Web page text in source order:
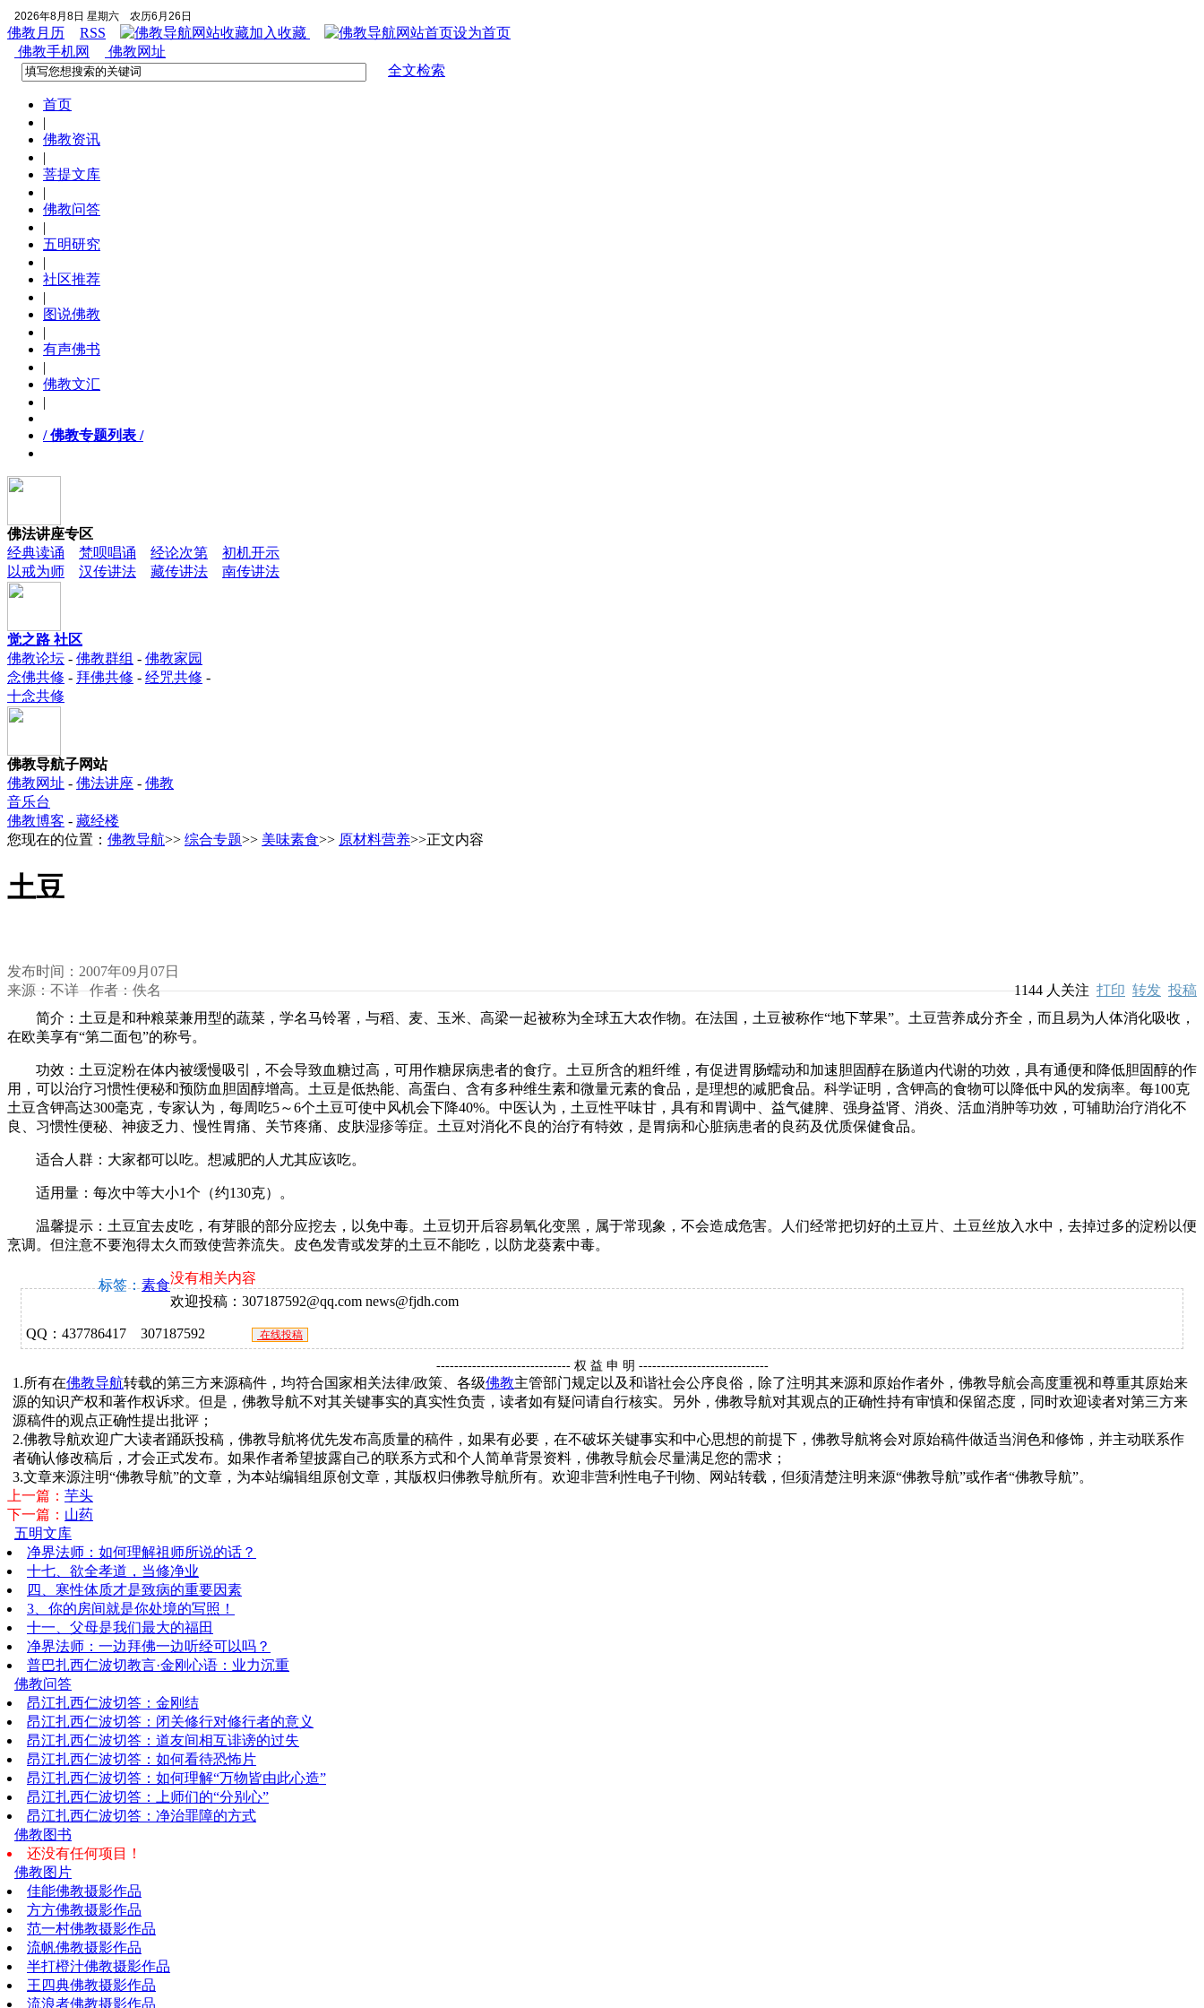
2026年8月8日 星期六 农历6月26日
佛教月历 RSS 加入收藏
设为首页
佛教手机网
佛教网址
全文检索
首页
|
佛教资讯
|
菩提文库
|
佛教问答
|
五明研究
|
社区推荐
|
图说佛教
|
有声佛书
|
佛教文汇
|
/ 佛教专题列表 /
佛法讲座专区
经典读诵
梵呗唱诵 经论次第
初机开示
以戒为师
汉传讲法 藏传讲法 南传讲法
觉之路 社区
佛教论坛 - 佛教群组 - 佛教家园
念佛共修 - 拜佛共修 - 经咒共修 -
十念共修
佛教导航子网站
佛教网址 - 佛法讲座 - 佛教
音乐台
佛教博客 - 藏经楼
您现在的位置： 佛教导航>> 综合专题>> 美味素食>> 原材料营养>>正文内容
土豆
发布时间：2007年09月07日
来源：不详 作者：佚名
1144人关注 打印 转发 投稿
简介：土豆是和种粮菜兼用型的蔬菜，学名马铃署，与稻、麦、玉米、高梁一起被称为全球五大农作物。在法国，土豆被称作“地下苹果”。土豆营养成分齐全，而且易为人体消化吸收，
在欧美享有“第二面包”的称号。
功效：土豆淀粉在体内被缓慢吸引，不会导致血糖过高，可用作糖尿病患者的食疗。土豆所含的粗纤维，有促进胃肠蠕动和加速胆固醇在肠道内代谢的功效，具有通便和降低胆固醇的作
用，可以治疗习惯性便秘和预防血胆固醇增高。土豆是低热能、高蛋白、含有多种维生素和微量元素的食品，是理想的减肥食品。科学证明，含钾高的食物可以降低中风的发病率。每100克
土豆含钾高达300毫克，专家认为，每周吃5～6个土豆可使中风机会下降40%。中医认为，土豆性平味甘，具有和胃调中、益气健脾、强身益肾、消炎、活血消肿等功效，可辅助治疗消化不
良、习惯性便秘、神疲乏力、慢性胃痛、关节疼痛、皮肤湿疹等症。土豆对消化不良的治疗有特效，是胃病和心脏病患者的良药及优质保健食品。
适合人群：大家都可以吃。想减肥的人尤其应该吃。
适用量：每次中等大小1个（约130克）。
温馨提示：土豆宜去皮吃，有芽眼的部分应挖去，以免中毒。土豆切开后容易氧化变黑，属于常现象，不会造成危害。人们经常把切好的土豆片、土豆丝放入水中，去掉过多的淀粉以便
烹调。但注意不要泡得太久而致使营养流失。皮色发青或发芽的土豆不能吃，以防龙葵素中毒。
标签：素食没有相关内容
欢迎投稿：307187592@qq.com news@fjdh.com
QQ：437786417 307187592 在线投稿
------------------------------ 权 益 申 明 -----------------------------
1.所有在佛教导航转载的第三方来源稿件，均符合国家相关法律/政策、各级佛教主管部门规定以及和谐社会公序良俗，除了注明其来源和原始作者外，佛教导航会高度重视和尊重其原始来
源的知识产权和著作权诉求。但是，佛教导航不对其关键事实的真实性负责，读者如有疑问请自行核实。另外，佛教导航对其观点的正确性持有审慎和保留态度，同时欢迎读者对第三方来
源稿件的观点正确性提出批评；
2.佛教导航欢迎广大读者踊跃投稿，佛教导航将优先发布高质量的稿件，如果有必要，在不破坏关键事实和中心思想的前提下，佛教导航将会对原始稿件做适当润色和修饰，并主动联系作
者确认修改稿后，才会正式发布。如果作者希望披露自己的联系方式和个人简单背景资料，佛教导航会尽量满足您的需求；
3.文章来源注明“佛教导航”的文章，为本站编辑组原创文章，其版权归佛教导航所有。欢迎非营利性电子刊物、网站转载，但须清楚注明来源“佛教导航”或作者“佛教导航”。
上一篇： 芋头
下一篇： 山药
五明文库
净界法师：如何理解祖师所说的话？
十七、欲全孝道，当修净业
四、寒性体质才是致病的重要因素
3、你的房间就是你处境的写照！
十一、父母是我们最大的福田
净界法师：一边拜佛一边听经可以吗？
普巴扎西仁波切教言·金刚心语：业力沉重
佛教问答
昂江扎西仁波切答：金刚结
昂江扎西仁波切答：闭关修行对修行者的意义
昂江扎西仁波切答：道友间相互诽谤的过失
昂江扎西仁波切答：如何看待恐怖片
昂江扎西仁波切答：如何理解“万物皆由此心造”
昂江扎西仁波切答：上师们的“分别心”
昂江扎西仁波切答：净治罪障的方式
佛教图书
还没有任何项目！
佛教图片
佳能佛教摄影作品
方方佛教摄影作品
范一村佛教摄影作品
流帆佛教摄影作品
半打橙汁佛教摄影作品
王四典佛教摄影作品
流浪者佛教摄影作品